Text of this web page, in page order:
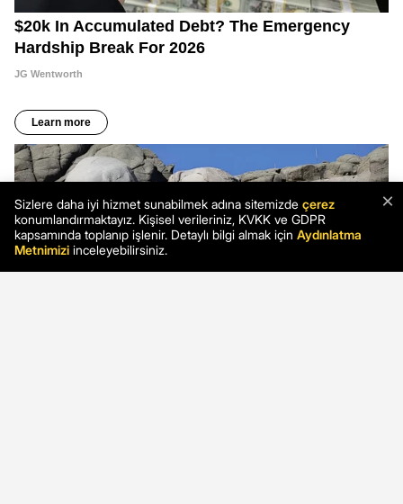
×
Sizlere daha iyi hizmet sunabilmek adına sitemizde çerez
konumlandırmaktayız. Kişisel verileriniz, KVKK ve GDPR
kapsamında toplanıp işlenir. Detaylı bilgi almak için Aydınlatma
Metnimizi inceleyebilirsiniz.